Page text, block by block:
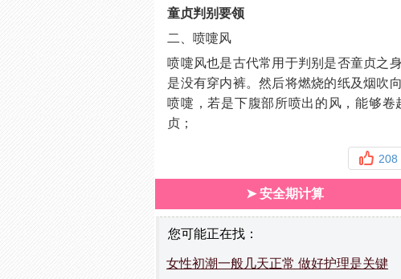
童贞判别要领
二、喷嚏风
喷嚏风也是古代常用于判别是否童贞之
是没有穿内裤。然后将燃烧的纸及烟吹
喷嚏，若是下腹部所喷出的风，能够
贞；
208
➤ 安全期计算
您可能正在找：
女性初潮一般几天正常 做好护理是关键